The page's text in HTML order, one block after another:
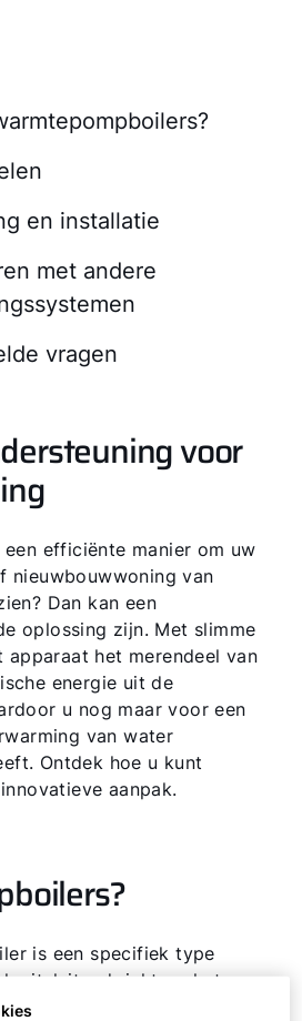
en installatie
met andere
vragen
voor
efficiënte manier om uw
nieuwbouwwoning van
Dan kan een
oplossing zijn. Met slimme
het merendeel van
energie uit de
u nog maar voor een
van water
Ontdek hoe u kunt
aanpak.
is een specifiek type
uitsluitend richt op het
In tegenstelling